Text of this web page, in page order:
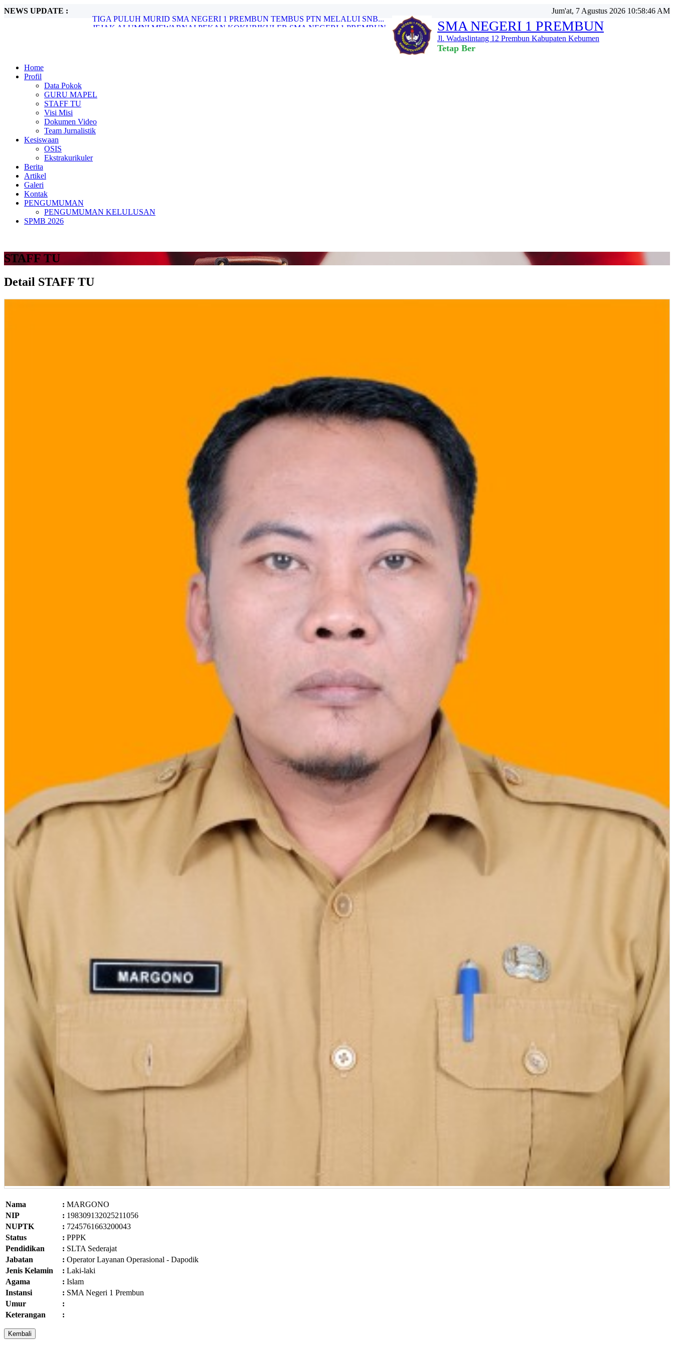
NEWS UPDATE :
TIGA PULUH MURID SMA NEGERI 1 PREMBUN TEMBUS PTN MELALUI SNB...
JEJAK ALUMNI MEWARNAI PEKAN KOKURIKULER SMA NEGERI 1 PREMBUN...
HARI ANAK NASIONAL KE-41: “PERTEMUAN PAGI CERIA” SMA NEG...
PELEPASAN DAN PENYERAHAN KEMBALI MURID KELAS XII SMA NEGERI ...
Jum'at, 7 Agustus 2026 10:58:47 AM
SMA NEGERI 1 PREMBUN
Jl. Wadaslintang 12 Prembun Kabupaten Kebumen
Tetap Bertahan 💪
Home
Profil
Data Pokok
GURU MAPEL
STAFF TU
Visi Misi
Dokumen Video
Team Jurnalistik
Kesiswaan
OSIS
Ekstrakurikuler
Berita
Artikel
Galeri
Kontak
PENGUMUMAN
PENGUMUMAN KELULUSAN
SPMB 2026
STAFF TU
Detail STAFF TU
Nama : MARGONO
NIP
: 198309132025211056
NUPTK
: 7245761663200043
Status
: PPPK
Pendidikan
: SLTA Sederajat
Jabatan
: Operator Layanan Operasional - Dapodik
Jenis Kelamin
: Laki-laki
Agama
: Islam
Instansi
: SMA Negeri 1 Prembun
Umur
:
Keterangan
: